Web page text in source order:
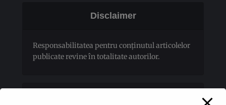
Disclaimer
Responsabilitatea pentru conţinutul articolelor
publicate revine în totalitate autorilor.